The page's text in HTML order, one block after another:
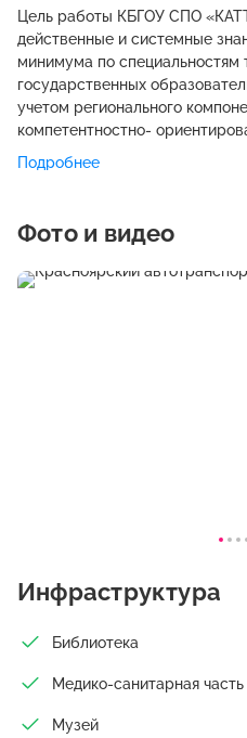
Цель работы КБГОУ СПО
действенные и системные
минимума по специальностям
государственных
учетом регионального
компетентностно-
Филиалы: г. Норильск (заочное
(заочное обучение).
Подробнее
Фото и видео
Инфраструктура
Библиотека
Медико-санитарная часть
Музей